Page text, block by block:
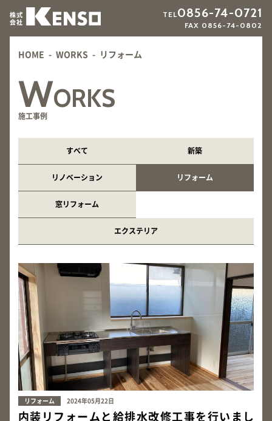
TEL0856-74-0721
FAX 0856-74-0802
HOME - WORKS - リフォーム
WORKS
施工事例
すべて 新築
リノベーション リフォーム
窓リフォーム
エクステリア
リフォーム 2024年05月22日
内装リフォームと給排水改修工事を行いまし